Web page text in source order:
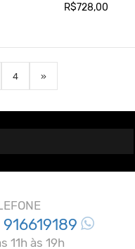
R$728,00
4 »
916619189
11h às 19h